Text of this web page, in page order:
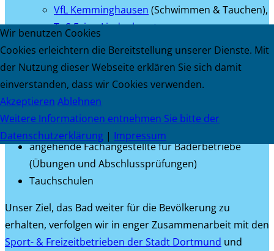
VfL Kemminghausen (Schwimmen & Tauchen),
TuS Eving-Lindenhorst,
SV Derne(Tauchen)
Dortmunder Schulen
alle Sport- und Schwimmbegeisterten in den
öffentlichen Badezeiten
Kitas und Gruppen des offenen Ganztages
Übungsgruppen der
angehende Fachangestellte für Bäderbetriebe
(Übungen und Abschlussprüfungen)
Tauchschulen
Unser Ziel, das Bad weiter für die Bevölkerung zu
erhalten, verfolgen wir in enger Zusammenarbeit mit den
Sport- & Freizeitbetrieben der Stadt Dortmund und
Wir benutzen Cookies
Cookies erleichtern die Bereitstellung unserer Dienste. Mit
der Nutzung dieser Webseite erklären Sie sich damit
einverstanden, dass wir Cookies verwenden.
Akzeptieren Ablehnen
Weitere Informationen entnehmen Sie bitte der
Datenschutzerklärung | Impressum